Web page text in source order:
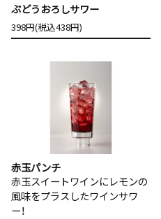
ぶどうおろしサワー
398円(税込438円)
赤玉パンチ
赤玉スイートワインにレモンの
風味をプラスしたワインサワ
ー！